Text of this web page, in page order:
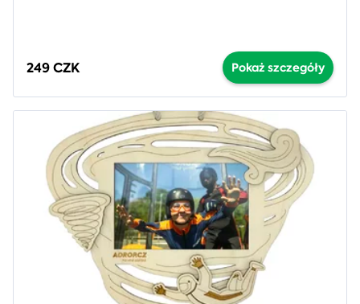
249 CZK Pokaż szczegóły